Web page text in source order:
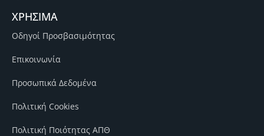
ΧΡΗΣΙΜΑ
Οδηγοί Προσβασιμότητας
Επικοινωνία
Προσωπικά Δεδομένα
Πολιτική Cookies
Πολιτική Ποιότητας ΑΠΘ